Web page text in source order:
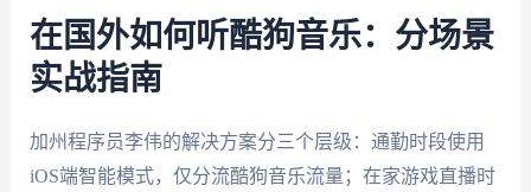
在国外如何听酷狗音乐：分场景
实战指南
加州程序员李伟的解决方案分三个层级：通勤时段使用
iOS端智能模式，仅分流酷狗音乐流量；在家游戏直播时